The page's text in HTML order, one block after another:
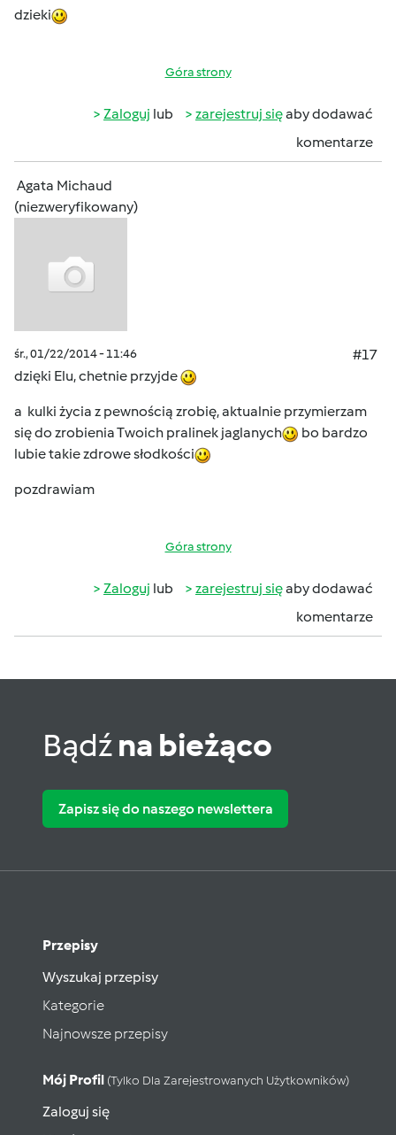
dzieki
Góra strony
Zaloguj lub zarejestruj sięaby dodawać
komentarze
Agata Michaud
(niezweryfikowany)
śr., 01/22/2014 - 11:46
#17
dzięki Elu, chetnie przyjde
a kulki życia z pewnością zrobię, aktualnie przymierzam
się do zrobienia Twoich pralinek jaglanych
bo bardzo
lubie takie zdrowe słodkości
pozdrawiam
Góra strony
Zaloguj lub zarejestruj sięaby dodawać
komentarze
Bądźna bieżąco
Zapisz się do naszego newslettera
Przepisy
Wyszukaj przepisy
Kategorie
Najnowsze przepisy
Mój Profil (tylko Dla Zarejestrowanych Użytkowników)
Zaloguj się